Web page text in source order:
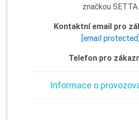
značkou SETTA.
Kontaktní email pro
[email protected]
Telefon pro
Informace o